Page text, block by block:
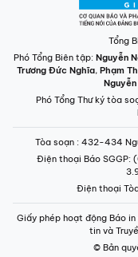
Tổng
Phó Tổng Biên tập: Nguyễn
Trương Đức Nghĩa, Phạm
Phó Tổng Thư ký tòa
Tòa soạn : 432-434
Điện thoại Báo SGGP:
Điện thoại
Giấy phép hoạt động Báo
tin và
© Bản